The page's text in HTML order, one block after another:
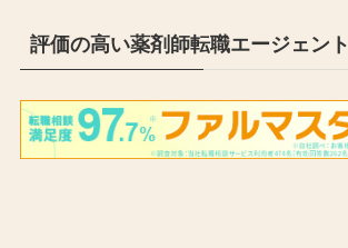
評価の高い薬剤師転職エージェント